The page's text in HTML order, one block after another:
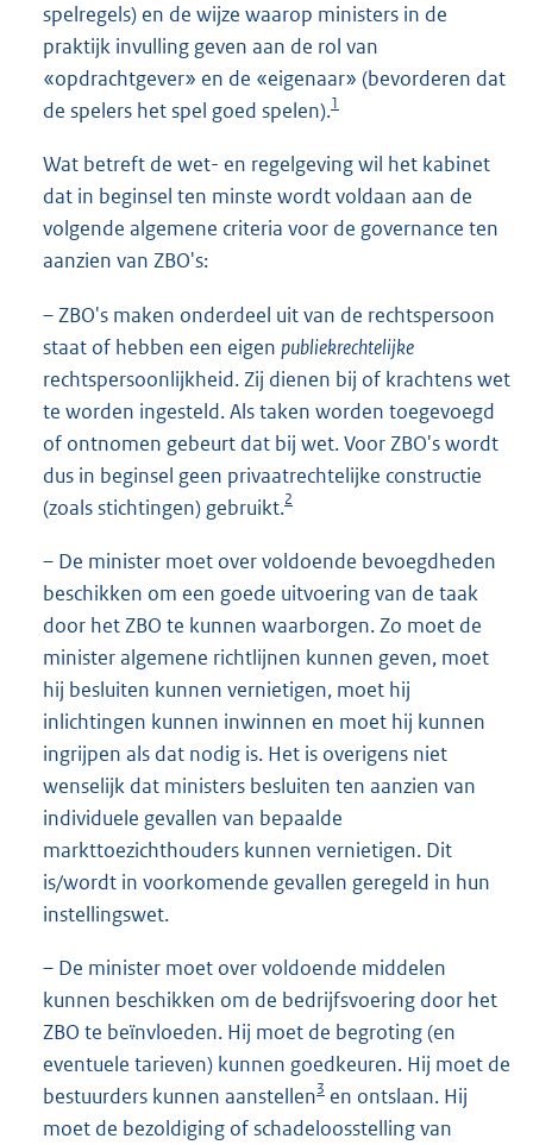
spelregels) en de wijze waarop ministers in de
praktijk invulling geven aan de rol van
«opdrachtgever» en de «eigenaar» (bevorderen dat
de spelers het spel goed spelen).1
Wat betreft de wet- en regelgeving wil het kabinet
dat in beginsel ten minste wordt voldaan aan de
volgende algemene criteria voor de governance ten
aanzien van ZBO's:
– ZBO's maken onderdeel uit van de rechtspersoon
staat of hebben een eigen publiekrechtelijke
rechtspersoonlijkheid. Zij dienen bij of krachtens wet
te worden ingesteld. Als taken worden toegevoegd
of ontnomen gebeurt dat bij wet. Voor ZBO's wordt
dus in beginsel geen privaatrechtelijke constructie
(zoals stichtingen) gebruikt.2
– De minister moet over voldoende bevoegdheden
beschikken om een goede uitvoering van de taak
door het ZBO te kunnen waarborgen. Zo moet de
minister algemene richtlijnen kunnen geven, moet
hij besluiten kunnen vernietigen, moet hij
inlichtingen kunnen inwinnen en moet hij kunnen
ingrijpen als dat nodig is. Het is overigens niet
wenselijk dat ministers besluiten ten aanzien van
individuele gevallen van bepaalde
markttoezichthouders kunnen vernietigen. Dit
is/wordt in voorkomende gevallen geregeld in hun
instellingswet.
– De minister moet over voldoende middelen
kunnen beschikken om de bedrijfsvoering door het
ZBO te beïnvloeden. Hij moet de begroting (en
eventuele tarieven) kunnen goedkeuren. Hij moet de
bestuurders kunnen aanstellen3 en ontslaan. Hij
moet de bezoldiging of schadeloosstelling van